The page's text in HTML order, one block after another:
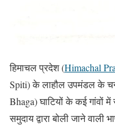
हिमाचल प्रदेश (Himachal
Spiti) के लाहौल उपमंडल के
Bhaga) घाटियों के कई गांवों
समुदाय द्वारा बोली जाने वाली